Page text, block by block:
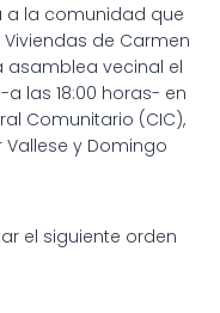
a la comunidad que
de Carmen
asamblea vecinal el
las 18:00 horas- en
Comunitario (CIC),
y Domingo
el siguiente orden